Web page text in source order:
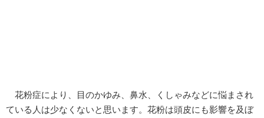
花粉症により、目のかゆみ、鼻水、くしゃみなどに悩まされ
ている人は少なくないと思います。花粉は頭皮にも影響を及ぼ